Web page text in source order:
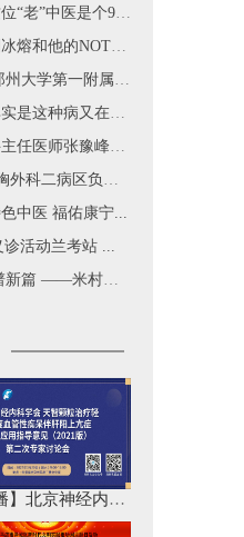
致敬医师节：库喜龙——这位“老”中医是个90后...
郑大一附院消化病院院长刘冰熔和他的NOTES技术...
鸿渐之翼 后起之秀——记郑州大学第一附属医院胃肠外科副主...
你以为鼻塞流涕是感冒，其实是这种病又在发作··· ...
郑大一附院腹腔镜微创外科主任医师张豫峰教授...
生命·守望|河南省肿瘤医院胸外科二病区负责人巴玉峰...
中医 福佑康宁...
诊活动兰考站 ...
植根基层为百姓 凝心聚力谱新篇 ——米村镇中心卫生院工作...
【直播】北京神经内科...